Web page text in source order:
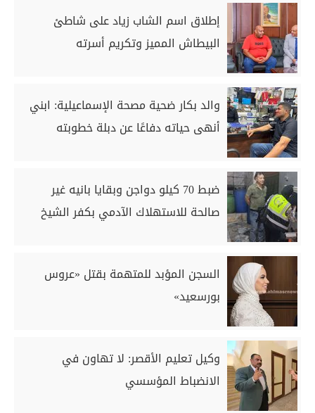
إطلاق اسم الشاب زياد على شاطئ
البيطاش المميز وتكريم أسرته
والد بكار ضحية مصحة الإسماعيلية: ابني
أنهى حياته دفاعًا عن دبلة خطوبته
ضبط 70 كيلو دواجن وبقايا بانيه غير
صالحة للاستهلاك الآدمي بكفر الشيخ
السجن المؤبد للمتهمة بقتل «عروس
بورسعيد»
وكيل تعليم الأقصر: لا تهاون في
الانضباط المؤسسي